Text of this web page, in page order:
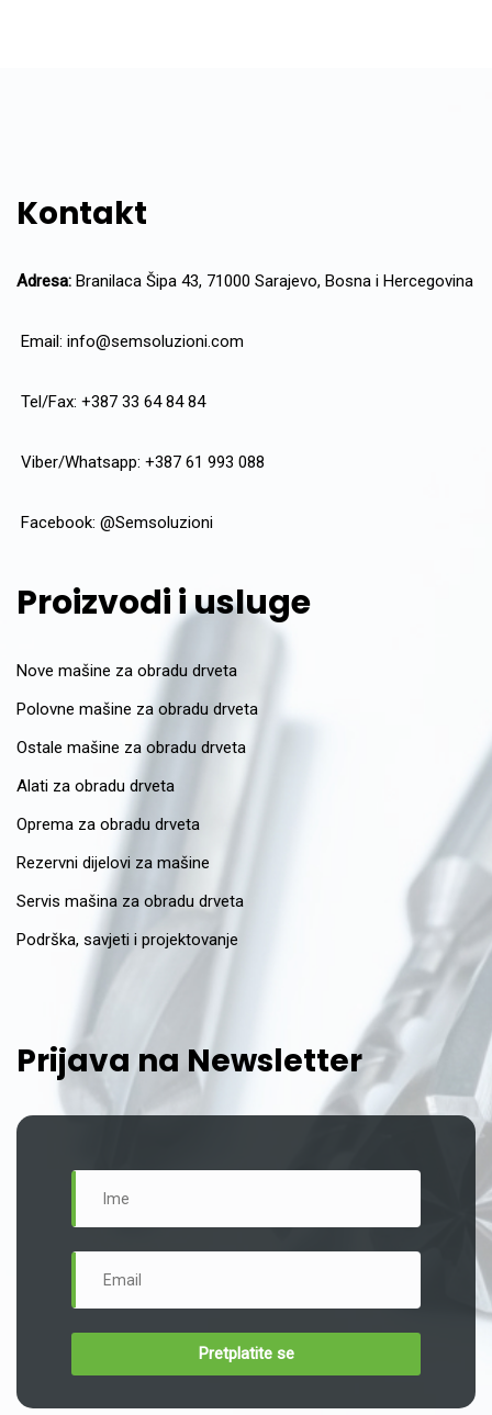
Kontakt
Adresa: Branilaca Šipa 43, 71000 Sarajevo, Bosna i Hercegovina
Email: info@semsoluzioni.com
Tel/Fax: +387 33 64 84 84
Viber/Whatsapp: +387 61 993 088
Facebook: @Semsoluzioni
Proizvodi i usluge
Nove mašine za obradu drveta
Polovne mašine za obradu drveta
Ostale mašine za obradu drveta
Alati za obradu drveta
Oprema za obradu drveta
Rezervni dijelovi za mašine
Servis mašina za obradu drveta
Podrška, savjeti i projektovanje
Prijava na Newsletter